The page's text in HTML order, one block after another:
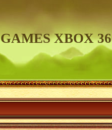
GAMES XBOX